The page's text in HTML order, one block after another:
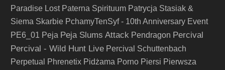
Paradise Lost Paterna Spirituum Patrycja Stasiak &
Siema Skarbie PchamyTenSyf - 10th Anniversary Event
PE6_01 Peja Peja Slums Attack Pendragon Percival
Percival - Wild Hunt Live Percival Schuttenbach
Perpetual
Phrenetix Pidżama Porno Piersi Pierwsza